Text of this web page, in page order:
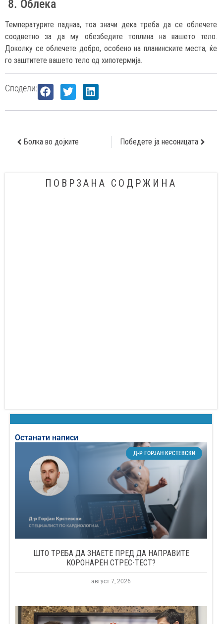
8. Облека
Температурите паднаа, тоа значи дека треба да се облечете
соодветно за да му обезбедите топлина на вашето тело.
Доколку се облечете добро, особено на планинските места, ќе
го заштитете вашето тело од хипотермија.
Сподели:
Болка во дојките Победете ја несоницата
ПОВРЗАНА СОДРЖИНА
Останати написи
Д-Р ГОРЈАН КРСТЕВСКИ
ШТО ТРЕБА ДА ЗНАЕТЕ ПРЕД ДА НАПРАВИТЕ
КОРОНАРЕН СТРЕС-ТЕСТ?
август 7, 2026